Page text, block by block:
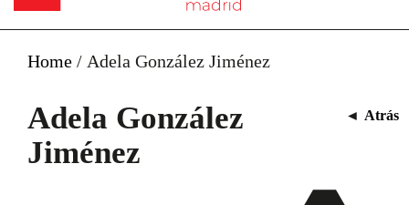
Home / Adela González Jiménez
Adela González
Jiménez
◄ Atrás